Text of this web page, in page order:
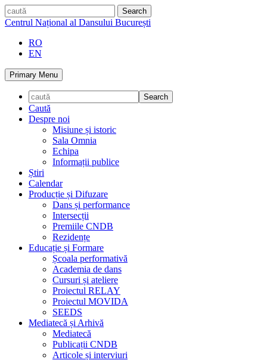
Skip
to
caută
Centrul Național al Dansului București
RO
EN
Primary Menu
Caută
Despre noi
Misiune și istoric
Sala Omnia
Echipa
Informații publice
Știri
Calendar
Producție și Difuzare
Dans și performance
Intersecții
Premiile CNDB
Rezidențe
Educație și Formare
Școala performativă
Academia de dans
Cursuri și ateliere
Proiectul RELAY
Proiectul MOVIDA
SEEDS
Mediatecă și Arhivă
Mediatecă
Publicații CNDB
Articole și interviuri